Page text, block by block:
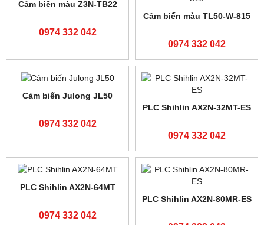
Bộ lập trình FATEK FBS-
60MCT2-AC
0974 332 042
Bộ lập trình FX3U-
128MR/ES-A
0974 332 042
Bộ lập trình FX3U-
64MR/ES-A
Bộ lập trình FX3U-
48MR/ES-A
0974 332 042